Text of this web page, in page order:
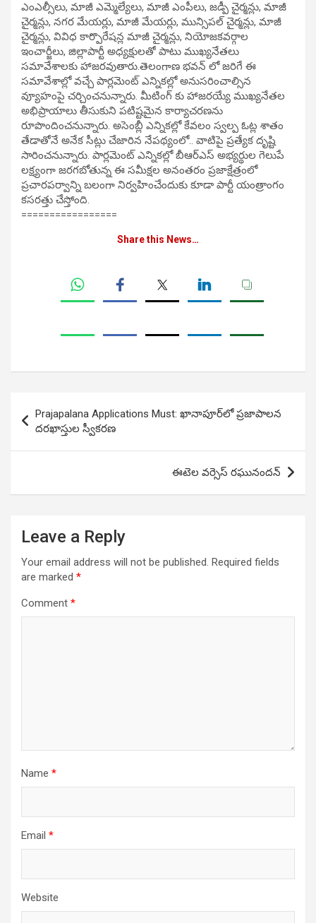
ఎంఎల్సీలు, మాజీ ఎమ్మెల్యేలు, మాజీ ఎంపీలు, జడ్పీ చైర్మన్లు, మాజీ
చైర్మన్లు, నగర మేయర్లు, మాజీ మేయర్లు, మున్సిపల్ చైర్మన్లు, మాజీ
చైర్మన్లు, వివిధ కార్పొరేషన్ల మాజీ చైర్మన్లు, నియోజకవర్గాల
ఇంచార్జీలు, జిల్లాపార్టీ అధ్యక్షులతో పాటు ముఖ్యనేతలు
సమావేశాలకు హాజరవుతారు.తెలంగాణ భవన్ లో జరిగే ఈ
సమావేశాల్లో వచ్చే పార్లమెంట్ ఎన్నికల్లో అనుసరించాల్సిన
వ్యూహంపై చర్చించనున్నారు. మీటింగ్ కు హాజరయ్యే ముఖ్యనేతల
అభిప్రాయాలు తీసుకుని పటిష్టమైన కార్యాచరణను
రూపొందించనున్నారు. అసెంబ్లీ ఎన్నికల్లో కేవలం స్వల్ప ఓట్ల శాతం
తేడాతోనే అనేక సీట్లు చేజారిన నేపథ్యంలో.. వాటిపై ప్రత్యేక దృష్టి
సారించనున్నారు. పార్లమెంట్ ఎన్నికల్లో బీఆర్ఎస్ అభ్యర్థుల గెలుపే
లక్ష్యంగా జరగబోతున్న ఈ సమీక్షల అనంతరం ప్రజాక్షేత్రంలో
ప్రచారపర్వాన్ని బలంగా నిర్వహించేందుకు కూడా పార్టీ యంత్రాంగం
కసరత్తు చేస్తోంది.
=================
Share this News…
navigation
Prajapalana Applications Must: ఖానాపూర్‌లో ప్రజాపాలన
దరఖాస్తుల స్వీకరణ
ఈటెల వర్సెస్ రఘునందన్
Leave a Reply
Your email address will not be published. Required fields
are marked *
Comment *
Name *
Email *
Website